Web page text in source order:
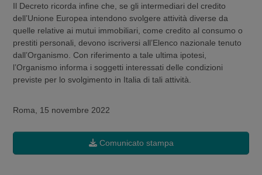
Il Decreto ricorda infine che, se gli intermediari del credito
dell’Unione Europea intendono svolgere attività diverse da
quelle relative ai mutui immobiliari, come credito al consumo o
prestiti personali, devono iscriversi all’Elenco nazionale tenuto
dall’Organismo. Con riferimento a tale ultima ipotesi,
l’Organismo informa i soggetti interessati delle condizioni
previste per lo svolgimento in Italia di tali attività.
Roma, 15 novembre 2022
Comunicato stampa